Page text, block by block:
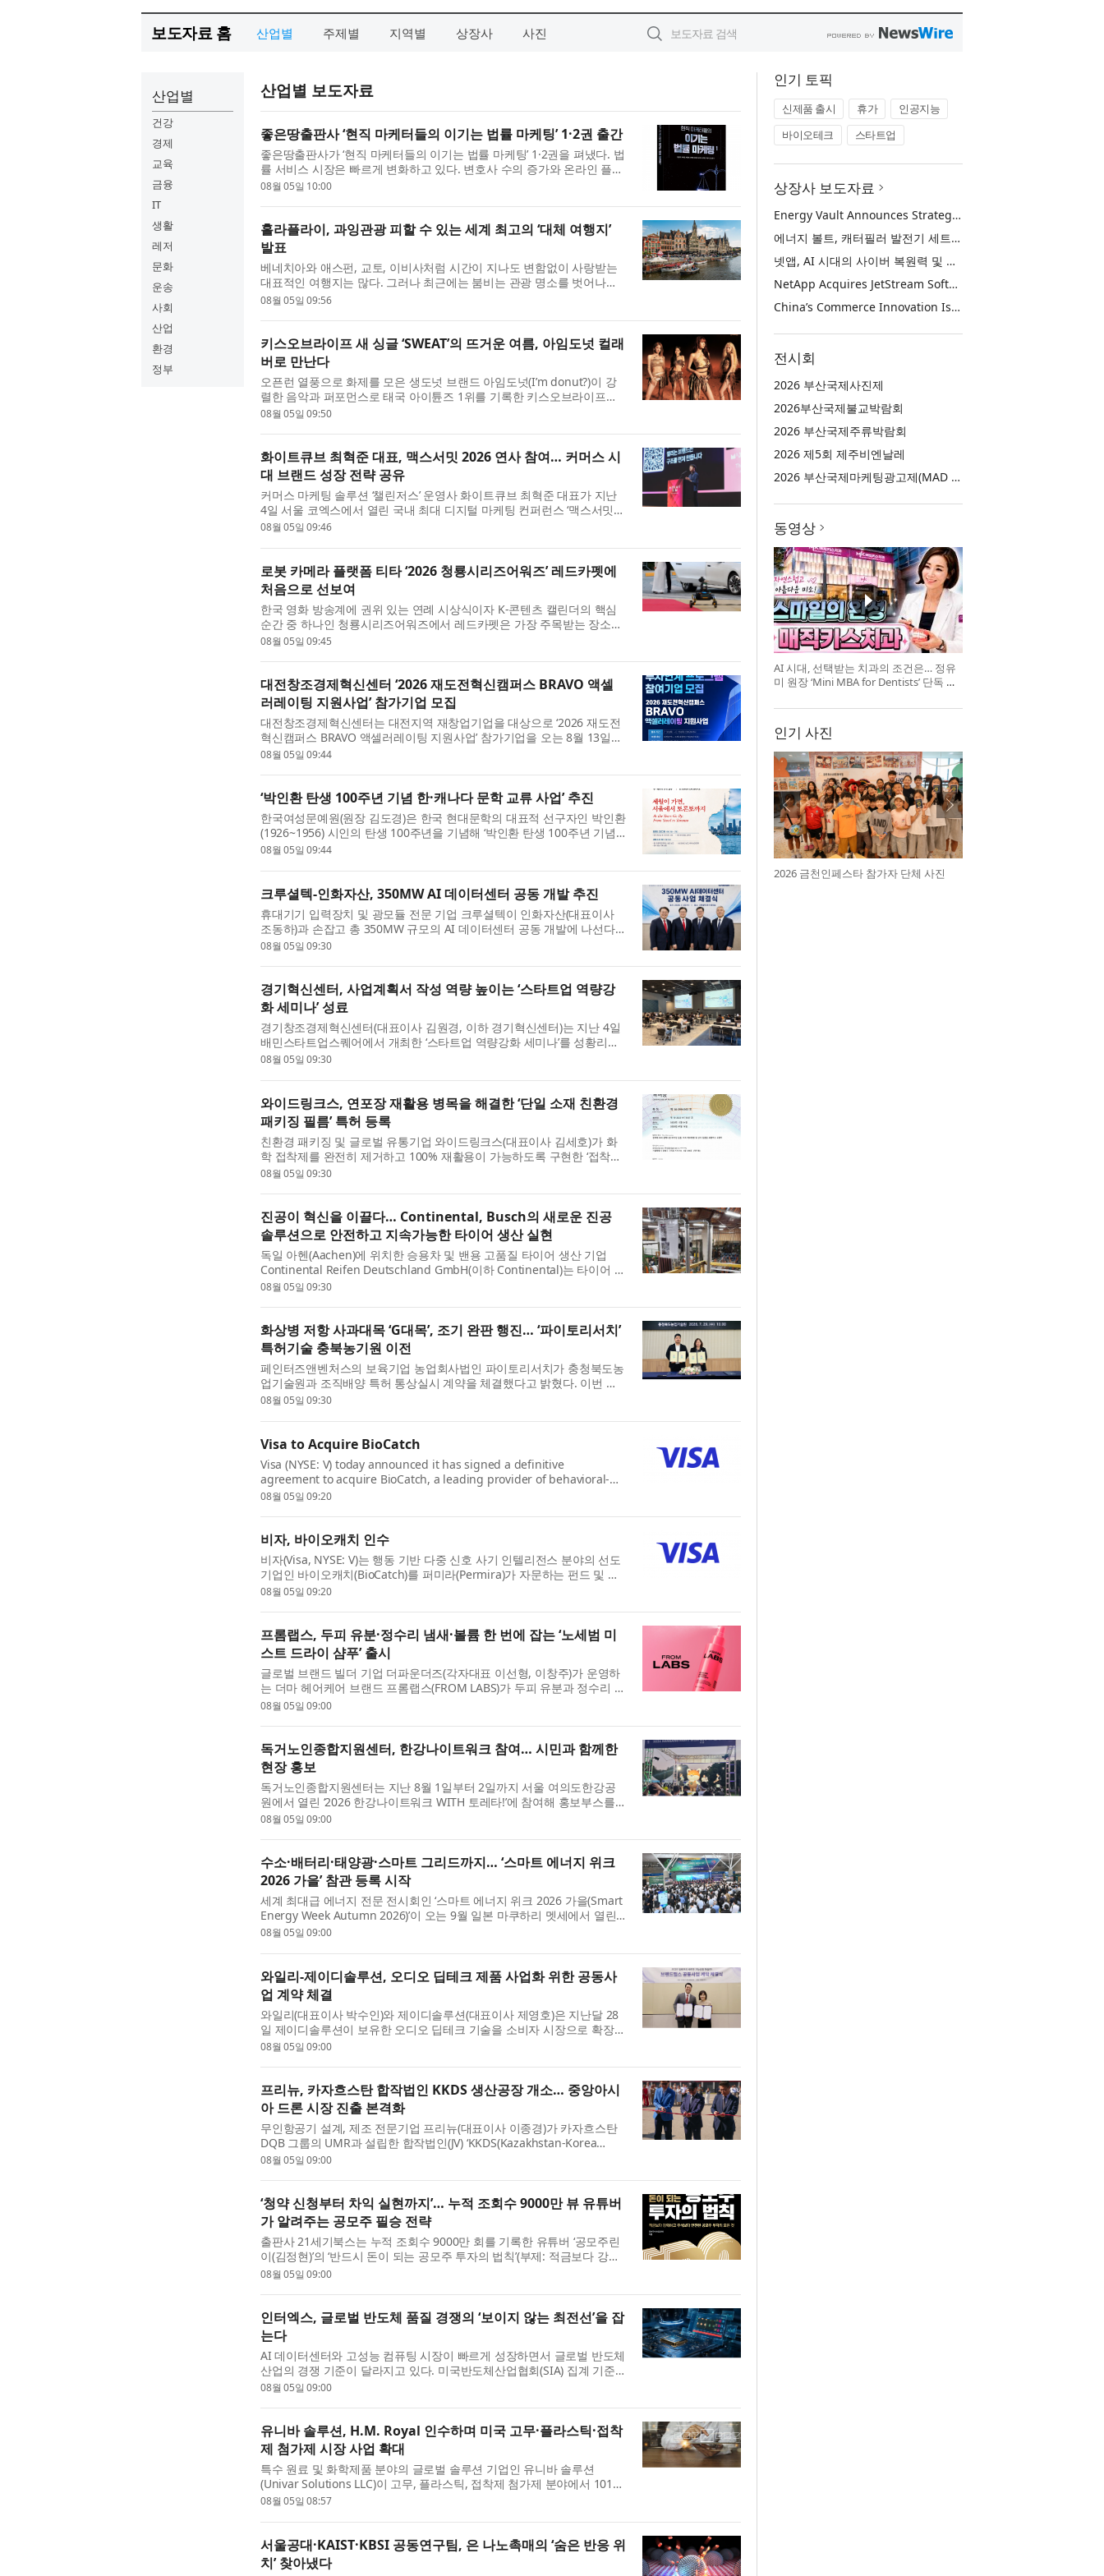
보도자료 홈 산업별 주제별 지역별 상장사 사진
산업별
건강
경제
교육
금융
IT
생활
레저
문화
운송
사회
산업
환경
정부
산업별 보도자료
좋은땅출판사 ‘현직 마케터들의 이기는 법률 마케팅’ 1·2권 출간
좋은땅출판사가 ‘현직 마케터들의 이기는 법률 마케팅’ 1·2권을 펴냈다. 법
률 서비스 시장은 빠르게 변화하고 있다. 변호사 수의 증가와 온라인 플랫
폼의 고도화, AI 기반 검색 환경의 확산은 로펌과 변호사에게도 새로운 ...
08월 05일 10:00
홀라플라이, 과잉관광 피할 수 있는 세계 최고의 ‘대체 여행지’
발표
베네치아와 애스펀, 교토, 이비사처럼 시간이 지나도 변함없이 사랑받는
대표적인 여행지는 많다. 그러나 최근에는 붐비는 관광 명소를 벗어나려
는 여행 수요도 빠르게 증가하고 있다. 점점 더 많은 여행객이 인파와 긴
08월 05일 09:56
키스오브라이프 새 싱글 ‘SWEAT’의 뜨거운 여름, 아임도넛 컬래
버로 만난다
오픈런 열풍으로 화제를 모은 생도넛 브랜드 아임도넛(I’m donut?)이 강
렬한 음악과 퍼포먼스로 태국 아이튠즈 1위를 기록한 키스오브라이프
(KISS OF LIFE)의 새 싱글 앨범 ‘SWEAT’이 가진 뜨거운 여름의 무드와 만
08월 05일 09:50
화이트큐브 최혁준 대표, 맥스서밋 2026 연사 참여… 커머스 시
대 브랜드 성장 전략 공유
커머스 마케팅 솔루션 ‘챌린저스’ 운영사 화이트큐브 최혁준 대표가 지난
4일 서울 코엑스에서 열린 국내 최대 디지털 마케팅 컨퍼런스 ‘맥스서밋
(MAX Summit) 2026’에서 연사로 나서, 커머스 환경에서 브랜드의 실제
08월 05일 09:46
로봇 카메라 플랫폼 티타 ‘2026 청룡시리즈어워즈’ 레드카펫에
처음으로 선보여
한국 영화 방송계에 권위 있는 연례 시상식이자 K-콘텐츠 캘린더의 핵심
순간 중 하나인 청룡시리즈어워즈에서 레드카펫은 가장 주목받는 장소이
다. 최근 인천에서 열린 2026년 청룡시리즈어워즈 행사에서는 로보틱스
08월 05일 09:45
대전창조경제혁신센터 ‘2026 재도전혁신캠퍼스 BRAVO 액셀
러레이팅 지원사업’ 참가기업 모집
대전창조경제혁신센터는 대전지역 재창업기업을 대상으로 ‘2026 재도전
혁신캠퍼스 BRAVO 액셀러레이팅 지원사업’ 참가기업을 오는 8월 13일까
지 모집한다고 밝혔다. 이번 사업은 대전지역 재창업기업을 발굴해 정밀
08월 05일 09:44
‘박인환 탄생 100주년 기념 한·캐나다 문학 교류 사업’ 추진
한국여성문예원(원장 김도경)은 한국 현대문학의 대표적 선구자인 박인환
(1926~1956) 시인의 탄생 100주년을 기념해 ‘박인환 탄생 100주년 기념
한·캐나다 문학 교류 사업’을 8월부터 11월까지 본격 추진한다고 밝혔다.
08월 05일 09:44
크루셜텍-인화자산, 350MW AI 데이터센터 공동 개발 추진
휴대기기 입력장치 및 광모듈 전문 기업 크루셜텍이 인화자산(대표이사
조동하)과 손잡고 총 350MW 규모의 AI 데이터센터 공동 개발에 나선다.
크루셜텍은 지난 7월 30일 본사 회의실에서 인화자산과 ‘350MW AI 데이
08월 05일 09:30
경기혁신센터, 사업계획서 작성 역량 높이는 ‘스타트업 역량강
화 세미나’ 성료
경기창조경제혁신센터(대표이사 김원경, 이하 경기혁신센터)는 지난 4일
배민스타트업스퀘어에서 개최한 ‘스타트업 역량강화 세미나’를 성황리에
마무리했다고 밝혔다. 이번 세미나는 예비·초기 창업자의 사업계획서 작
08월 05일 09:30
와이드링크스, 연포장 재활용 병목을 해결한 ‘단일 소재 친환경
패키징 필름’ 특허 등록
친환경 패키징 및 글로벌 유통기업 와이드링크스(대표이사 김세호)가 화
학 접착제를 완전히 제거하고 100% 재활용이 가능하도록 구현한 ‘접착제
프리 플렉서블 패키징 필름, 이의 제조방법 및 상기 필름을 포함하는 포장
08월 05일 09:30
진공이 혁신을 이끌다… Continental, Busch의 새로운 진공
솔루션으로 안전하고 지속가능한 타이어 생산 실현
독일 아헨(Aachen)에 위치한 승용차 및 밴용 고품질 타이어 생산 기업
Continental Reifen Deutschland GmbH(이하 Continental)는 타이어 제
조 공정 중 텍스타일 절단기(Textile Cutting Machine)의 핸들링 작업에
08월 05일 09:30
화상병 저항 사과대목 ‘G대목’, 조기 완판 행진… ‘파이토리서치’
특허기술 충북농기원 이전
페인터즈앤벤처스의 보육기업 농업회사법인 파이토리서치가 충청북도농
업기술원과 조직배양 특허 통상실시 계약을 체결했다고 밝혔다. 이번 계
약은 ‘화상병 저항성 사과대목 기내 대량증식 배양 방법’에 대한 조직배양
08월 05일 09:30
Visa to Acquire BioCatch
Visa (NYSE: V) today announced it has signed a definitive
agreement to acquire BioCatch, a leading provider of behavioral-
first, multi-signal fraud intelligence, from funds advised by Permira
08월 05일 09:20
비자, 바이오캐치 인수
비자(Visa, NYSE: V)는 행동 기반 다중 신호 사기 인텔리전스 분야의 선도
기업인 바이오캐치(BioCatch)를 퍼미라(Permira)가 자문하는 펀드 및 기
타 주주들로부터 현금 24억달러에 인수하기 위한 최종 계약을 체결했다
08월 05일 09:20
프롬랩스, 두피 유분·정수리 냄새·볼륨 한 번에 잡는 ‘노세범 미
스트 드라이 샴푸’ 출시
글로벌 브랜드 빌더 기업 더파운더즈(각자대표 이선형, 이창주)가 운영하
는 더마 헤어케어 브랜드 프롬랩스(FROM LABS)가 두피 유분과 정수리 냄
새, 모발 볼륨 고민을 효과적으로 케어하는 신제품 ‘노세범 미스트 드라이
08월 05일 09:00
독거노인종합지원센터, 한강나이트워크 참여… 시민과 함께한
현장 홍보
독거노인종합지원센터는 지난 8월 1일부터 2일까지 서울 여의도한강공
원에서 열린 ‘2026 한강나이트워크 WITH 토레타!’​에 참여해 홍보부스를
운영하며 시민들과 소통하는 시간을 가졌다. 이번 행사는 건강한 걷기 문
08월 05일 09:00
수소·배터리·태양광·스마트 그리드까지… ‘스마트 에너지 위크
2026 가을’ 참관 등록 시작
세계 최대급 에너지 전문 전시회인 ‘스마트 에너지 위크 2026 가을(Smart
Energy Week Autumn 2026)’이 오는 9월 일본 마쿠하리 멧세에서 열린
다. 이번 전시회에는 수소, 에너지저장장치(ESS), 태양광, 풍력, 스마트 그
08월 05일 09:00
와일리-제이디솔루션, 오디오 딥테크 제품 사업화 위한 공동사
업 계약 체결
와일리(대표이사 박수인)와 제이디솔루션(대표이사 제영호)은 지난달 28
일 제이디솔루션이 보유한 오디오 딥테크 기술을 소비자 시장으로 확장하
기 위한 B2C 브랜딩·마케팅·유통 공동사업 계약을 체결했다고 5일 밝혔
08월 05일 09:00
프리뉴, 카자흐스탄 합작법인 KKDS 생산공장 개소… 중앙아시
아 드론 시장 진출 본격화
무인항공기 설계, 제조 전문기업 프리뉴(대표이사 이종경)가 카자흐스탄
DQB 그룹의 UMR과 설립한 합작법인(JV) ‘KKDS(Kazakhstan-Korea
Drone Systems)’의 생산공장을 정식 개소하고, 중앙아시아 드론 시장 공
08월 05일 09:00
‘청약 신청부터 차익 실현까지’… 누적 조회수 9000만 뷰 유튜버
가 알려주는 공모주 필승 전략
출판사 21세기북스는 누적 조회수 9000만 회를 기록한 유튜버 ‘공모주린
이(김정현)’의 ‘반드시 돈이 되는 공모주 투자의 법칙’(부제: 적금보다 강력
하고 주식보다 안전한 공모주 투자의 모든 것)을 8월 5일 출간한다고 밝
08월 05일 09:00
인터엑스, 글로벌 반도체 품질 경쟁의 ‘보이지 않는 최전선’을 잡
는다
AI 데이터센터와 고성능 컴퓨팅 시장이 빠르게 성장하면서 글로벌 반도체
산업의 경쟁 기준이 달라지고 있다. 미국반도체산업협회(SIA) 집계 기준
올해 2월 글로벌 반도체 매출은 888억달러로 전년 동월 대비 61.8% 급증
08월 05일 09:00
유니바 솔루션, H.M. Royal 인수하며 미국 고무·플라스틱·접착
제 첨가제 시장 사업 확대
특수 원료 및 화학제품 분야의 글로벌 솔루션 기업인 유니바 솔루션
(Univar Solutions LLC)이 고무, 플라스틱, 접착제 첨가제 분야에서 101년
의 역사를 지닌 전문 유통업체 H.M. Royal을 인수했다고 발표했다. 이번
08월 05일 08:57
서울공대·KAIST·KBSI 공동연구팀, 은 나노촉매의 ‘숨은 반응 위
치’ 찾아냈다
인기 토픽
신제품 출시 휴가
인공지능
바이오테크
스타트업
상장사 보도자료
Energy Vault Announces Strategic Agreement to Deploy 1.25 GW of Integrated Power Infrastructure for Hyperscaler AI Data Center with Leading Power Generation EPC Deploying Caterpillar Gensets
에너지 볼트, 캐터필러 발전기 세트 배치 중인 선도적인 발전 EPC를 통해 하이퍼스케일러 AI 데이터센터를 위한 1.25 GW 통합 전력 인프라 구축을 위한 전략적 계약 체결
넷앱, AI 시대의 사이버 복원력 및 데이터 보호 강화를 위해 젯스트림 소프트웨어 인수
NetApp Acquires JetStream Software to Advance Cyber Resilience and Data Protection for the AI Era
China’s Commerce Innovation Is Reshaping Global Retail
전시회
2026 부산국제사진제
2026부산국제불교박람회
2026 부산국제주류박람회
2026 제5회 제주비엔날레
2026 부산국제마케팅광고제(MAD STARS 2026)
동영상
AI 시대, 선택받는 치과의 조건은… 정유
미 원장 ‘Mini MBA for Dentists’ 단독 특
인기 사진
2026 금천인페스타 참가자 단체 사진